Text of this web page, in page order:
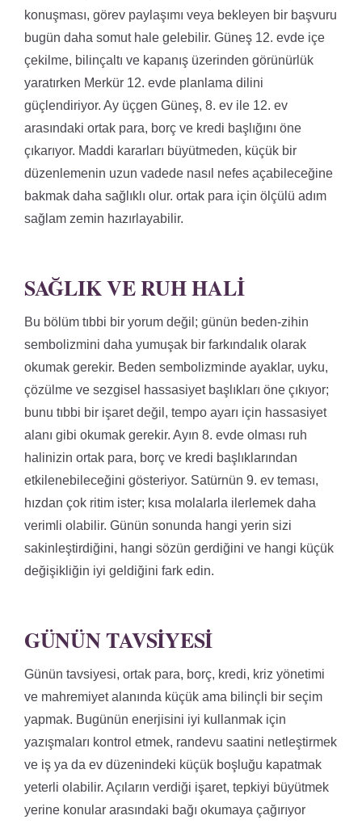
konuşması, görev paylaşımı veya bekleyen bir başvuru
bugün daha somut hale gelebilir. Güneş 12. evde içe
çekilme, bilinçaltı ve kapanış üzerinden görünürlük
yaratırken Merkür 12. evde planlama dilini
güçlendiriyor. Ay üçgen Güneş, 8. ev ile 12. ev
arasındaki ortak para, borç ve kredi başlığını öne
çıkarıyor. Maddi kararları büyütmeden, küçük bir
düzenlemenin uzun vadede nasıl nefes açabileceğine
bakmak daha sağlıklı olur. ortak para için ölçülü adım
sağlam zemin hazırlayabilir.
SAĞLIK VE RUH HALI
Bu bölüm tıbbi bir yorum değil; günün beden-zihin
sembolizmini daha yumuşak bir farkındalık olarak
okumak gerekir. Beden sembolizminde ayaklar, uyku,
çözülme ve sezgisel hassasiyet başlıkları öne çıkıyor;
bunu tıbbi bir işaret değil, tempo ayarı için hassasiyet
alanı gibi okumak gerekir. Ayın 8. evde olması ruh
halinizin ortak para, borç ve kredi başlıklarından
etkilenebileceğini gösteriyor. Satürnün 9. ev teması,
hızdan çok ritim ister; kısa molalarla ilerlemek daha
verimli olabilir. Günün sonunda hangi yerin sizi
sakinleştirdiğini, hangi sözün gerdiğini ve hangi küçük
değişikliğin iyi geldiğini fark edin.
GÜNÜN TAVSIYESI
Günün tavsiyesi, ortak para, borç, kredi, kriz yönetimi
ve mahremiyet alanında küçük ama bilinçli bir seçim
yapmak. Bugünün enerjisini iyi kullanmak için
yazışmaları kontrol etmek, randevu saatini netleştirmek
ve iş ya da ev düzenindeki küçük boşluğu kapatmak
yeterli olabilir. Açıların verdiği işaret, tepkiyi büyütmek
yerine konular arasındaki bağı okumaya çağırıyor